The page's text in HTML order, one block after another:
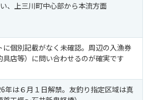
、上三川町中心部から本流方面
に個別記載がなく未確認。周辺の入漁券
具店等）に問い合わせるのが確実です
年は６月１日解禁。友釣り指定区域は真